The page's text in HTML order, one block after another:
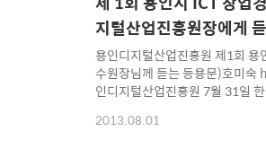
지털산업진흥원장에게
용인디지털산업진흥원 제1회 용
수원장님께 듣는 등용문)호미
인디지털산업진흥원 7월 31일
번 방문 8월 한 달간 진행되는 “
2013.08.01